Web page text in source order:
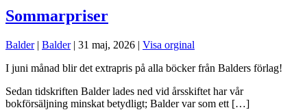
Sommarpriser
Balder | Balder | 31 maj, 2026 | Visa orginal
I juni månad blir det extrapris på alla böcker från Balders förlag!
Sedan tidskriften Balder lades ned vid årsskiftet har vår
bokförsäljning minskat betydligt; Balder var som ett […]